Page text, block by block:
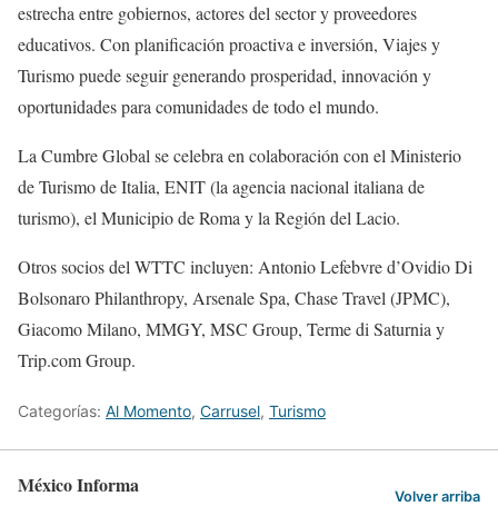
estrecha entre gobiernos, actores del sector y proveedores
educativos. Con planificación proactiva e inversión, Viajes y
Turismo puede seguir generando prosperidad, innovación y
oportunidades para comunidades de todo el mundo.
La Cumbre Global se celebra en colaboración con el Ministerio
de Turismo de Italia, ENIT (la agencia nacional italiana de
turismo), el Municipio de Roma y la Región del Lacio.
Otros socios del WTTC incluyen: Antonio Lefebvre d’Ovidio Di
Bolsonaro Philanthropy, Arsenale Spa, Chase Travel (JPMC),
Giacomo Milano, MMGY, MSC Group, Terme di Saturnia y
Trip.com Group.
Categorías: Al Momento, Carrusel, Turismo
México Informa Volver arriba